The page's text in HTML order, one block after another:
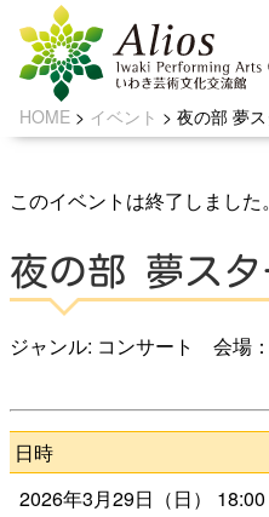
背
HOME > イベント > 夜の部 夢ス
このイベントは終了しました。
夜の部 夢スタ
ジャンル: コンサート 会場：
日時
2026年3月29日（日） 18:00